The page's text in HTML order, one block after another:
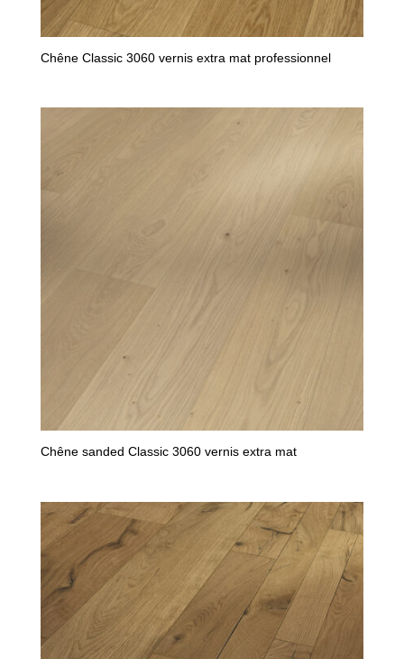
Chêne Classic 3060 vernis extra mat professionnel
Chêne sanded Classic 3060 vernis extra mat